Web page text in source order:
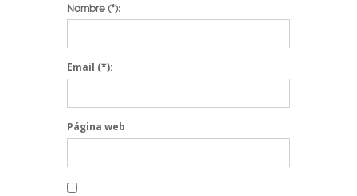
Nombre(*):
Email (*):
Página web